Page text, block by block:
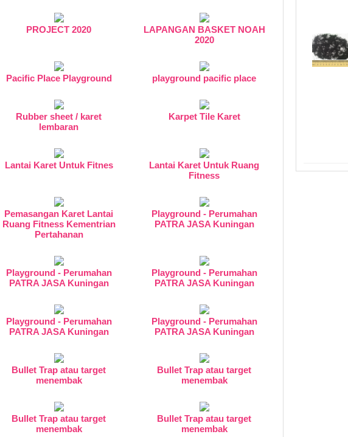
PROJECT 2020
LAPANGAN BASKET NOAH
2020
Pacific Place Playground playground pacific place
Rubber sheet / karet
lembaran
Karpet Tile Karet
Lantai Karet Untuk Fitnes
Lantai Karet Untuk Ruang
Fitness
Pemasangan Karet Lantai
Ruang Fitness Kementrian
Pertahanan
Playground - Perumahan
PATRA JASA Kuningan
Playground - Perumahan
PATRA JASA Kuningan
Playground - Perumahan
PATRA JASA Kuningan
Playground - Perumahan
PATRA JASA Kuningan
Playground - Perumahan
PATRA JASA Kuningan
Bullet Trap atau target
menembak
Bullet Trap atau target
menembak
Bullet Trap atau target
menembak
Bullet Trap atau target
menembak